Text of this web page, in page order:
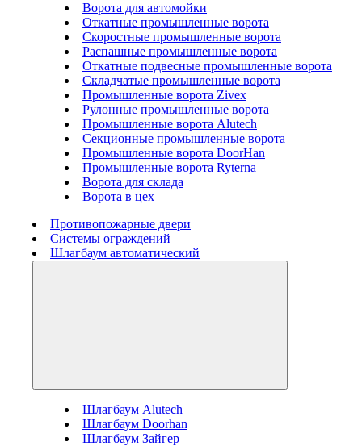
Ворота для автомойки
Откатные промышленные ворота
Скоростные промышленные ворота
Распашные промышленные ворота
Откатные подвесные промышленные ворота
Складчатые промышленные ворота
Промышленные ворота Zivex
Рулонные промышленные ворота
Промышленные ворота Alutech
Секционные промышленные ворота
Промышленные ворота DoorHan
Промышленные ворота Ryterna
Ворота для склада
Ворота в цех
Противопожарные двери
Системы ограждений
Шлагбаум автоматический
Шлагбаум Alutech
Шлагбаум Doorhan
Шлагбаум Зайгер